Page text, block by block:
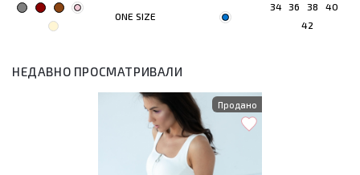
ONE SIZE
34 36 38
40
42
НЕДАВНО ПРОСМАТРИВАЛИ
Продано